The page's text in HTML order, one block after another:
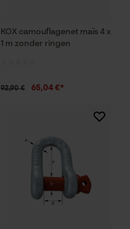
KOX camouflagenet maïs 4 x
1 m zonder ringen
92,90 € 65,04 €*